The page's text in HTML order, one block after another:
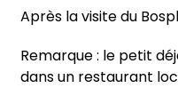
Après la visite du
Remarque : le petit
dans un restaurant